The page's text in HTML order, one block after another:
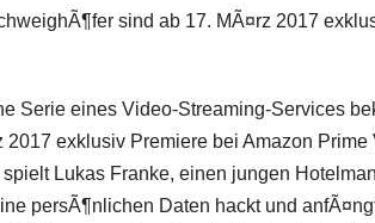
sind ab 17. MÃ¤rz 2017
Serie eines Video-Streaming-Services
2017 exklusiv Premiere bei Amazon Prime
spielt Lukas Franke, einen jungen
persÃ¶nlichen Daten hackt und